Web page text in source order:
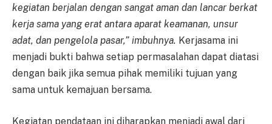
kegiatan berjalan dengan sangat aman dan lancar berkat
kerja sama yang erat antara aparat keamanan, unsur
adat, dan pengelola pasar,” imbuhnya. Kerjasama ini
menjadi bukti bahwa setiap permasalahan dapat diatasi
dengan baik jika semua pihak memiliki tujuan yang
sama untuk kemajuan bersama.
Kegiatan pendataan ini diharapkan menjadi awal dari